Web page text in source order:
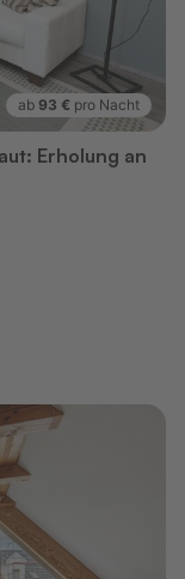
ab 93 € pro Nacht
Erholung an